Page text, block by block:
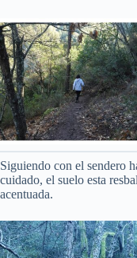
Siguiendo con el sendero
cuidado, el suelo esta
acentuada.